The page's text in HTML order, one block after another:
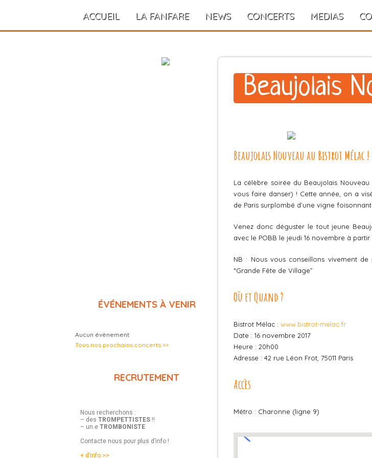
ACCUEIL LA FANFARE NEWS CONCERTS MEDIAS
ÉVÉNEMENTS À VENIR
Aucun évènement
Tous nos prochains concerts >>
RECRUTEMENT
Nous recherchons :
– des TROMPETTISTES !!
– un.e TROMBONISTE
Contacte nous pour plus d’info !
+ d’info >>
Beaujolais
Beaujolais Nouveau au Bistrot Mélac !
La célèbre soirée du Beaujolais
vous faire danser) ! Cette année, on a
de Paris surplombé d’une vigne
Venez donc déguster le tout jeune
avec le POBB le jeudi 16 novembre à partir
NB : Nous vous conseillons vivement
“Grande Fête de Village”
Où et Quand ?
Bistrot Mélac : www.bistrot-melac.fr
Date : 16 novembre 2017
Heure : 20h00
Adresse : 42 rue Léon Frot, 75011 Paris
Accès
Métro : Charonne (ligne 9)